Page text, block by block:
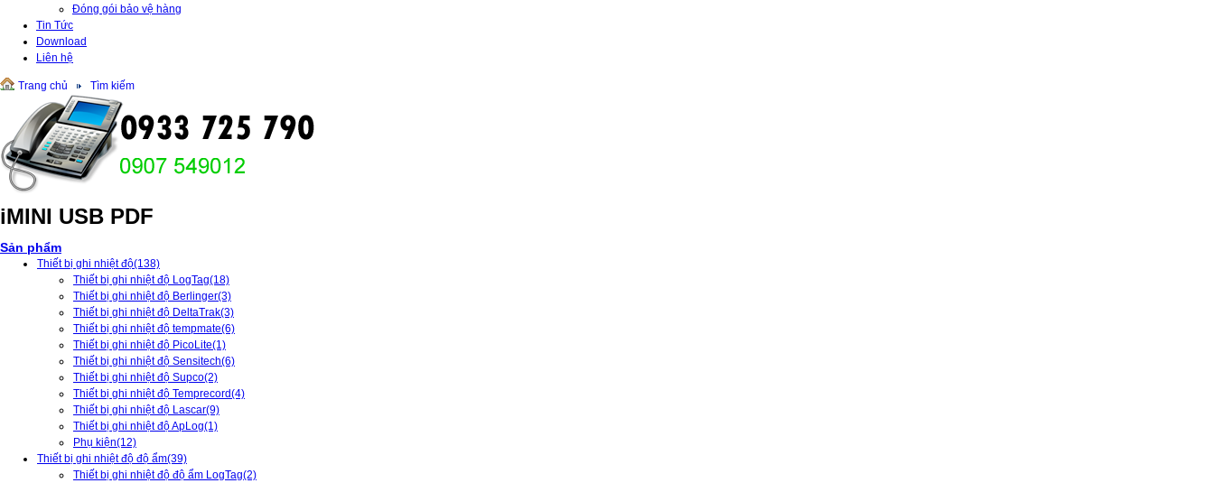
Đóng gói bảo vệ hàng
Tin Tức
Download
Liên hệ
Trang chủ Tìm kiếm
iMINI USB PDF
Sản phẩm
Thiết bị ghi nhiệt độ(138)
Thiết bị ghi nhiệt độ LogTag(18)
Thiết bị ghi nhiệt độ Berlinger(3)
Thiết bị ghi nhiệt độ DeltaTrak(3)
Thiết bị ghi nhiệt độ tempmate(6)
Thiết bị ghi nhiệt độ PicoLite(1)
Thiết bị ghi nhiệt độ Sensitech(6)
Thiết bị ghi nhiệt độ Supco(2)
Thiết bị ghi nhiệt độ Temprecord(4)
Thiết bị ghi nhiệt độ Lascar(9)
Thiết bị ghi nhiệt độ ApLog(1)
Phụ kiện(12)
Thiết bị ghi nhiệt độ độ ẩm(39)
Thiết bị ghi nhiệt độ độ ẩm LogTag(2)